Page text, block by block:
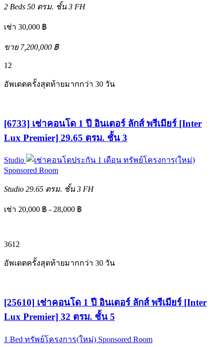
2 Beds 50 ตรม. ชั้น 3 FH
เช่า 30,000 ฿
ขาย 7,200,000 ฿
12
อัพเดตครั้งสุดท้ายมากกว่า 30 วัน
[6733] เช่าคอนโด 1 ปี อินเตอร์ ลักส์ พรีเมียร์ [Inter
Lux Premier] 29.65 ตรม. ชั้น 3
Studio
ทรัพย์โครงการ(ใหม่)
Sponsored Room
Studio 29.65 ตรม. ชั้น 3 FH
เช่า 20,000 ฿ - 28,000 ฿
3612
อัพเดตครั้งสุดท้ายมากกว่า 30 วัน
[25610] เช่าคอนโด 1 ปี อินเตอร์ ลักส์ พรีเมียร์ [Inter
Lux Premier] 32 ตรม. ชั้น 5
1 Bed ทรัพย์โครงการ(ใหม่) Sponsored Room